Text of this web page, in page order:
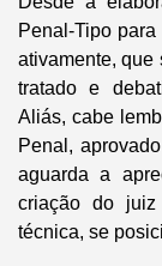
Penal-Tipo
ativamente, que
tratado e
Aliás, cabe
Penal,
aguarda a
criação do
técnica, se